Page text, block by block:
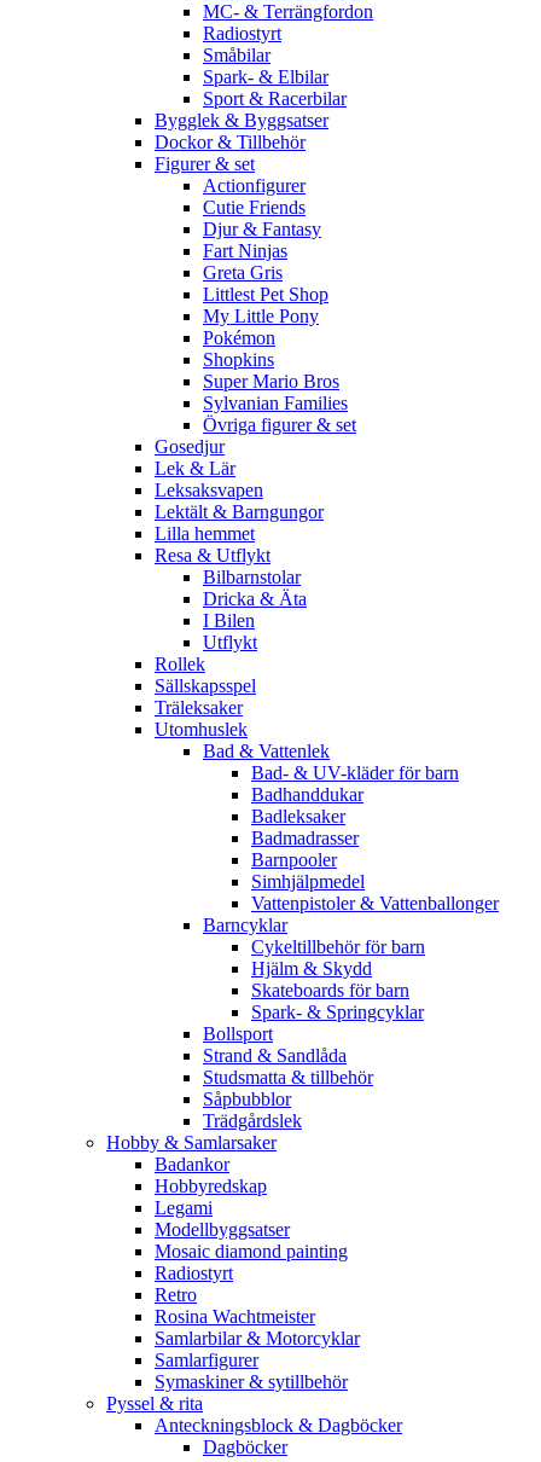
MC- & Terrängfordon
Radiostyrt
Småbilar
Spark- & Elbilar
Sport & Racerbilar
Bygglek & Byggsatser
Dockor & Tillbehör
Figurer & set
Actionfigurer
Cutie Friends
Djur & Fantasy
Fart Ninjas
Greta Gris
Littlest Pet Shop
My Little Pony
Pokémon
Shopkins
Super Mario Bros
Sylvanian Families
Övriga figurer & set
Gosedjur
Lek & Lär
Leksaksvapen
Lektält & Barngungor
Lilla hemmet
Resa & Utflykt
Bilbarnstolar
Dricka & Äta
I Bilen
Utflykt
Rollek
Sällskapsspel
Träleksaker
Utomhuslek
Bad & Vattenlek
Bad- & UV-kläder för barn
Badhanddukar
Badleksaker
Badmadrasser
Barnpooler
Simhjälpmedel
Vattenpistoler & Vattenballonger
Barncyklar
Cykeltillbehör för barn
Hjälm & Skydd
Skateboards för barn
Spark- & Springcyklar
Bollsport
Strand & Sandlåda
Studsmatta & tillbehör
Såpbubblor
Trädgårdslek
Hobby & Samlarsaker
Badankor
Hobbyredskap
Legami
Modellbyggsatser
Mosaic diamond painting
Radiostyrt
Retro
Rosina Wachtmeister
Samlarbilar & Motorcyklar
Samlarfigurer
Symaskiner & sytillbehör
Pyssel & rita
Anteckningsblock & Dagböcker
Dagböcker